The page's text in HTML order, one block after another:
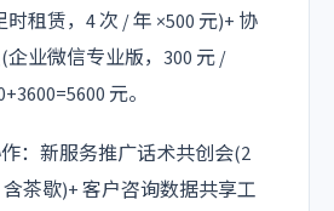
租赁，4 次 / 年 ×500 元)+ 协
业微信专业版，300 元 /
元。
新服务推广话术共创会(2
含茶歇)+ 客户咨询数据共享工